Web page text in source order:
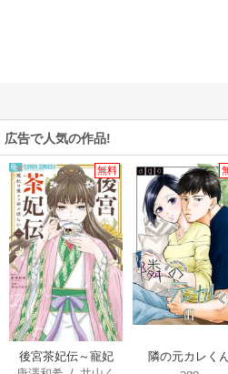
広告で人気の作品!
無料
後宮茶妃伝～寵妃
隣の元カレく